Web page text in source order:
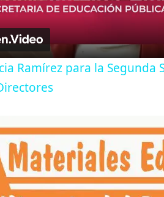
a
y
i
d
Ramírez para la Segunda